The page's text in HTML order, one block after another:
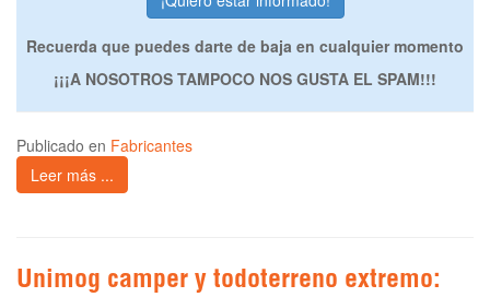
Recuerda que puedes darte de baja en cualquier momento
¡¡¡A NOSOTROS TAMPOCO NOS GUSTA EL SPAM!!!
Publicado en Fabricantes
Leer más ...
Unimog camper y todoterreno extremo: